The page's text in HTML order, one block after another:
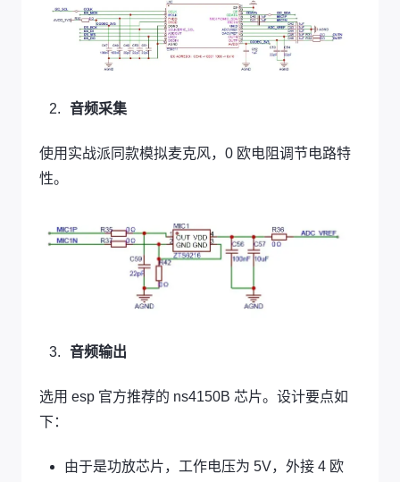
音频采集
使用实战派同款模拟麦克风，0 欧电阻调节电路特
性。
音频输出
选用 esp 官方推荐的 ns4150B 芯片。设计要点如
下：
由于是功放芯片，工作电压为 5V，外接 4 欧